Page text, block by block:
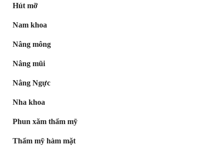
Hút mỡ
Nam khoa
Nâng mông
Nâng mũi
Nâng Ngực
Nha khoa
Phun xăm thẩm mỹ
Thẩm mỹ hàm mặt